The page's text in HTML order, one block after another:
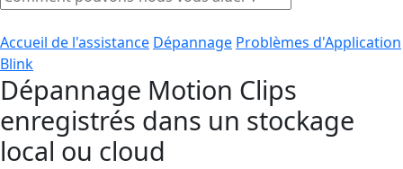
Accueil de l'assistance Dépannage Problèmes d'Application
Blink
Dépannage Motion Clips
enregistrés dans un stockage
local ou cloud